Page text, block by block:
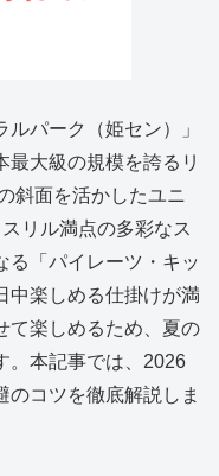
パーク（姫セン）」
最大級の規模を誇るリ
斜面を活かしたユニ
リル満点の多彩なス
る「パイレーツ・キッ
中楽しめる仕掛けが満
て楽しめるため、夏の
。本記事では、2026
のコツを徹底解説しま